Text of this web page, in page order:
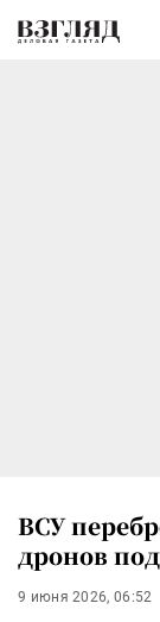
ВСУ
дронов
9 июня 2026, 06:52